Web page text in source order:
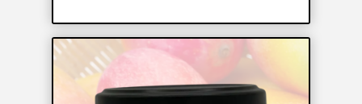
Gressins et flûtes croustillantes
Panifications